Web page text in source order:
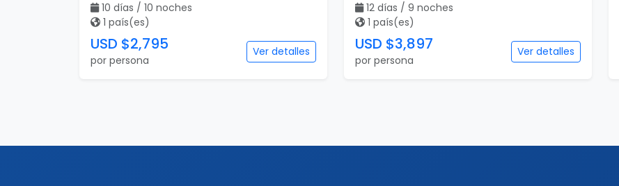
10 días / 10 noches
1 país(es)
USD $2,795
por persona
Ver detalles
12 días / 9 noches
1 país(es)
USD $3,897
por persona
Ver detalles